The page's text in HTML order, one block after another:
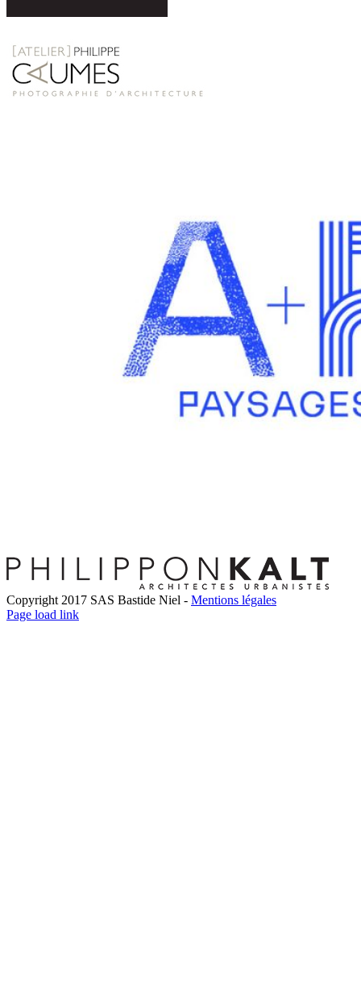
Copyright 2017 SAS Bastide Niel - Mentions légales
Facebook
Twitter
LinkedIn
Instagram
Pinterest
Page load link